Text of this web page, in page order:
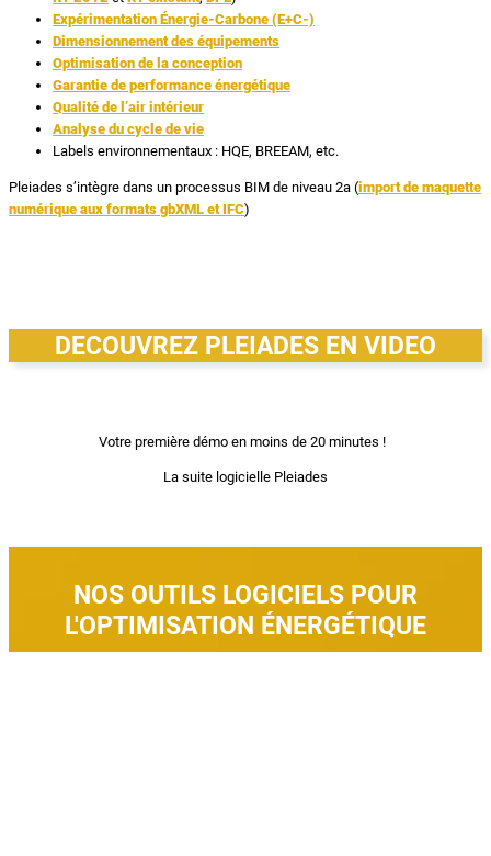
Expérimentation Énergie-Carbone (E+C-)
Dimensionnement des équipements
Optimisation de la conception
Garantie de performance énergétique
Qualité de l’air intérieur
Analyse du cycle de vie
Labels environnementaux : HQE, BREEAM, etc.
Pleiades s’intègre dans un processus BIM de niveau 2a (import de maquette
numérique aux formats gbXML et IFC)
DECOUVREZ PLEIADES EN VIDEO
Votre première démo en moins de 20 minutes !
La suite logicielle Pleiades
NOS OUTILS LOGICIELS POUR
L'OPTIMISATION ÉNERGÉTIQUE